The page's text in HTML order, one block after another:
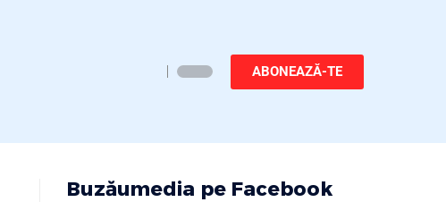
ABONEAZĂ-TE
Buzăumedia pe Facebook